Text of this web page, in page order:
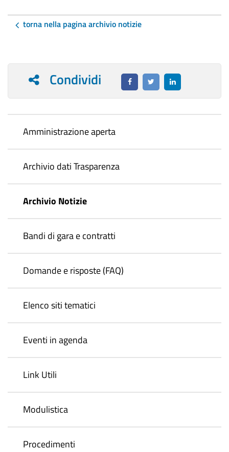
torna nella pagina archivio notizie
Condividi
Amministrazione aperta
Archivio dati Trasparenza
Archivio Notizie
Bandi di gara e contratti
Domande e risposte (FAQ)
Elenco siti tematici
Eventi in agenda
Link Utili
Modulistica
Procedimenti